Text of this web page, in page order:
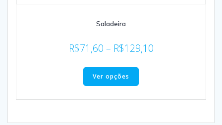
Saladeira
R$71,60 – R$129,10
Ver opções